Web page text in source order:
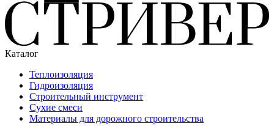
Каталог
Теплоизоляция
Гидроизоляция
Строительный инструмент
Сухие смеси
Материалы для дорожного строительства